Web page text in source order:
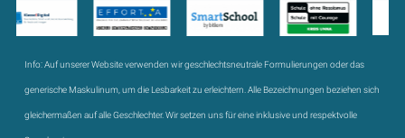
Info:Auf unserer Website verwenden wir geschlechtsneutrale Formulierungen oder das
generische Maskulinum, um die Lesbarkeit zu erleichtern. Alle Bezeichnungen beziehen sich
gleichermaßen auf alle Geschlechter. Wir setzen uns für eine inklusive und respektvolle